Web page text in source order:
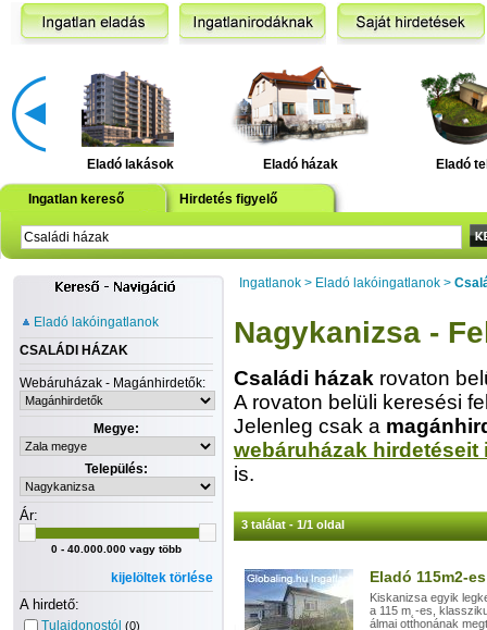
Eladó lakások Eladó házak Eladó
Ingatlan kereső Hirdetés figyelő
Eladó lakóingatlanok
CSALÁDI HÁZAK
Webáruházak - Magánhirdetők:
Megye:
Település:
Ár:
0 - 40.000.000 vagy több
kijelöltek törlése
A hirdető:
Tulajdonostól (0)
Ingatlanok > Eladó lakóingatlanok >
Nagykanizsa -
Családi házak rovaton
A rovaton belüli keresési
Jelenleg csak a
webáruházak hirdetéseit
is.
3 találat - 1/1 oldal
Eladó 115m2-
Kiskanizsa egyik
a 115 m˛-es,
álmai otthonának